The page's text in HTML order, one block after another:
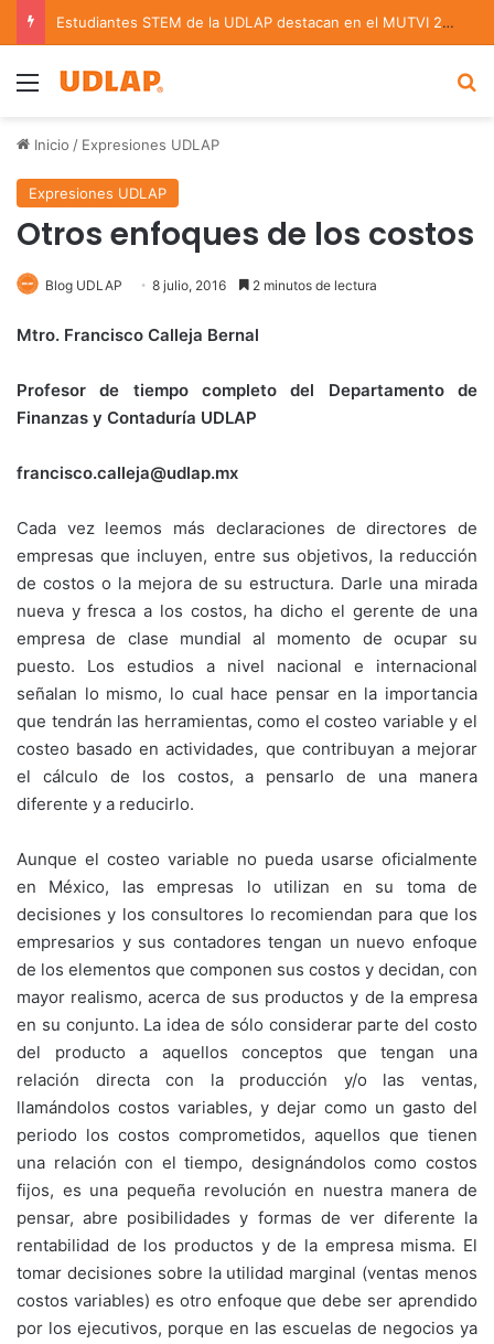
Estudiantes STEM de la UDLAP destacan en el MUTVI 2026
Menu
Inicio / Expresiones UDLAP
Expresiones UDLAP
Otros enfoques de los costos
Blog UDLAP 8 julio, 2016 2 minutos de lectura
Mtro. Francisco Calleja Bernal
Profesor de tiempo completo del Departamento de
Finanzas y Contaduría UDLAP
francisco.calleja@udlap.mx
Cada vez leemos más declaraciones de directores de
empresas que incluyen, entre sus objetivos, la reducción
de costos o la mejora de su estructura. Darle una mirada
nueva y fresca a los costos, ha dicho el gerente de una
empresa de clase mundial al momento de ocupar su
puesto. Los estudios a nivel nacional e internacional
señalan lo mismo, lo cual hace pensar en la importancia
que tendrán las herramientas, como el costeo variable y el
costeo basado en actividades, que contribuyan a mejorar
el cálculo de los costos, a pensarlo de una manera
diferente y a reducirlo.
Aunque el costeo variable no pueda usarse oficialmente
en México, las empresas lo utilizan en su toma de
decisiones y los consultores lo recomiendan para que los
empresarios y sus contadores tengan un nuevo enfoque
de los elementos que componen sus costos y decidan, con
mayor realismo, acerca de sus productos y de la empresa
en su conjunto. La idea de sólo considerar parte del costo
del producto a aquellos conceptos que tengan una
relación directa con la producción y/o las ventas,
llamándolos costos variables, y dejar como un gasto del
periodo los costos comprometidos, aquellos que tienen
una relación con el tiempo, designándolos como costos
fijos, es una pequeña revolución en nuestra manera de
pensar, abre posibilidades y formas de ver diferente la
rentabilidad de los productos y de la empresa misma. El
tomar decisiones sobre la utilidad marginal (ventas menos
costos variables) es otro enfoque que debe ser aprendido
por los ejecutivos, porque en las escuelas de negocios ya